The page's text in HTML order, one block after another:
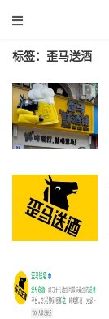
标签：歪马送酒